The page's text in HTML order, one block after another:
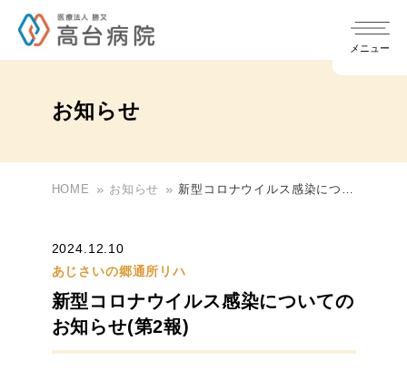
chevron_right 当院について
chevron_right 院長ご挨拶
chevron_right 当院の特徴
chevron_right 入院について
chevron_right 透析について
chevron_right 医療関係者の方へ
地域医療連携室・入退院支援室
メニュー
お知らせ
HOME お知らせ
新型コロナウイルス感染につい
2024.12.10
あじさいの郷通所リハ
新型コロナウイルス感染についての
お知らせ(第2報)